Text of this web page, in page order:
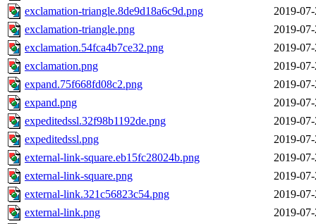
exclamation-triangle.8de9d18a6c9d.png
2019-
exclamation-triangle.png
2019-
exclamation.54fca4b7ce32.png
2019-
exclamation.png
2019-
expand.75f668fd08c2.png
2019-
expand.png
2019-
expeditedssl.32f98b1192de.png
2019-
expeditedssl.png
2019-
external-link-square.eb15fc28024b.png
2019-
external-link-square.png
2019-
external-link.321c56823c54.png
2019-
external-link.png
2019-